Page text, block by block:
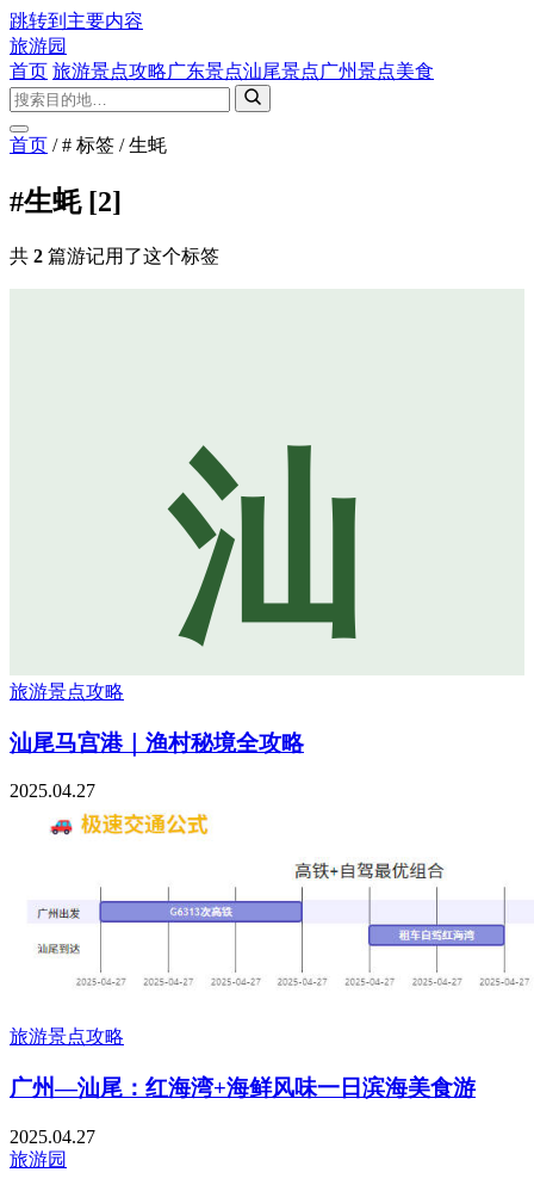
跳转到主要内容
旅游园
首页 旅游景点攻略广东景点汕尾景点广州景点美食
首页 / # 标签 / 生蚝
#生蚝 [2]
共 2 篇游记用了这个标签
汕
旅游景点攻略
汕尾马宫港｜渔村秘境全攻略
2025.04.27
旅游景点攻略
广州—汕尾：红海湾+海鲜风味一日滨海美食游
2025.04.27
旅游园